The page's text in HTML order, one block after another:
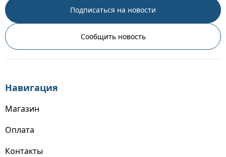
Подписаться на новости
Сообщить новость
Навигация
Магазин
Оплата
Контакты